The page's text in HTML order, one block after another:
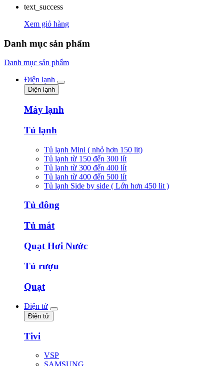
text_success
Xem giỏ hàng
Danh mục sản phẩm
Danh mục sản phẩm
Điện lạnh
Điện lạnh
Máy lạnh
Tủ lạnh
Tủ lạnh Mini ( nhỏ hơn 150 lit)
Tủ lạnh từ 150 đến 300 lít
Tủ lạnh từ 300 đến 400 lít
Tủ lạnh từ 400 đến 500 lít
Tủ lạnh Side by side ( Lớn hơn 450 lit )
Tủ đông
Tủ mát
Quạt Hơi Nước
Tủ rượu
Quạt
Điện tử
Điện tử
Tivi
VSP